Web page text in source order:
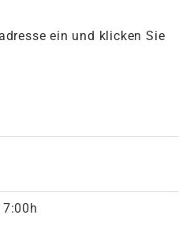
ein und klicken Sie